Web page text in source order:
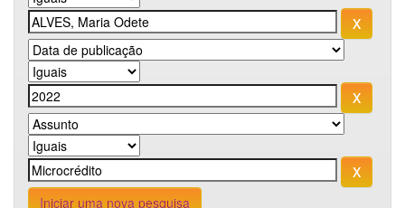
Iniciar uma nova pesquisa